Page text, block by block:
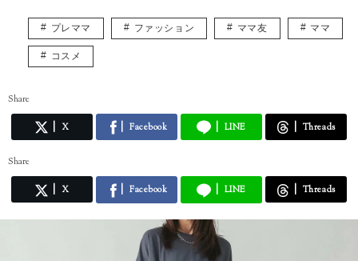
プレママ ファッション ママ友 ママ
コスメ
Share
X Facebook LINE Threads
Share
X Facebook LINE Threads